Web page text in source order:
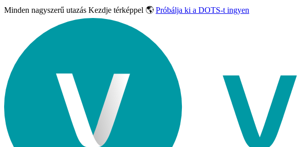
Minden nagyszerű utazás Kezdje térképpel 🌎 Próbálja ki a DOTS-t ingyen